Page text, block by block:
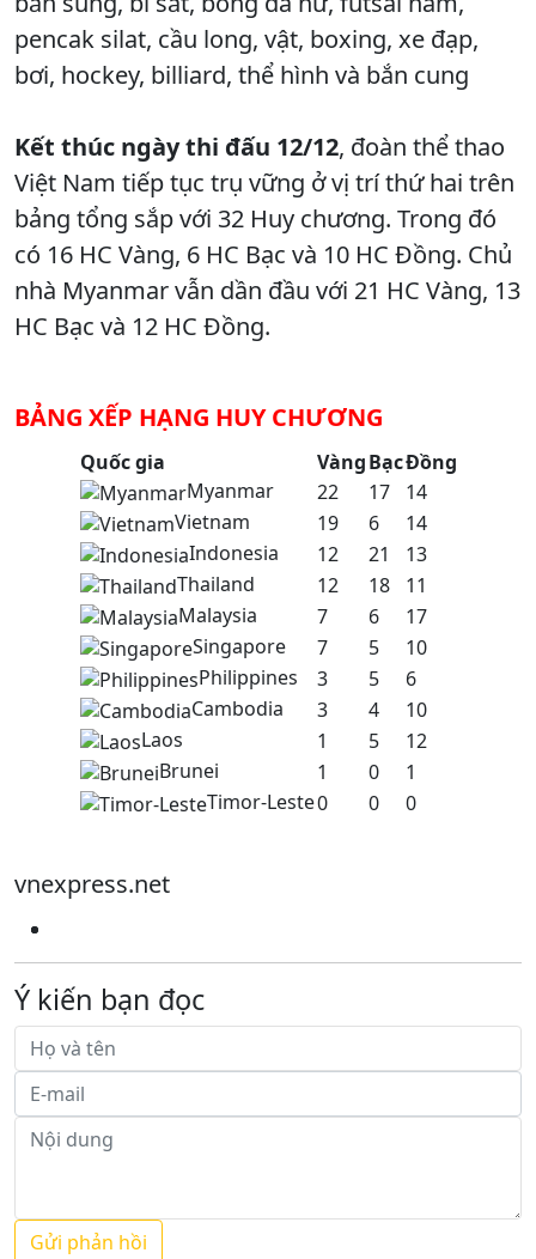
pencak silat, cầu long, vật, boxing, xe đạp,
bơi, hockey, billiard, thể hình và bắn cung
Kết thúc ngày thi đấu 12/12, đoàn thể thao
Việt Nam tiếp tục trụ vững ở vị trí thứ hai trên
bảng tổng sắp với 32 Huy chương. Trong đó
có 16 HC Vàng, 6 HC Bạc và 10 HC Đồng. Chủ
nhà Myanmar vẫn dần đầu với 21 HC Vàng, 13
HC Bạc và 12 HC Đồng.
BẢNG XẾP HẠNG HUY CHƯƠNG
Quốc gia VàngBạcĐồng
Myanmar
22 17
14
Vietnam
19 6
14
Indonesia
12 21
13
Thailand
12 18
11
Malaysia
7 6
17
Singapore
7 5
10
Philippines
3 5
6
Cambodia
3 4
10
Laos
1 5
12
Brunei
1 0
1
Timor-Leste0 0 0
vnexpress.net
Ý kiến bạn đọc